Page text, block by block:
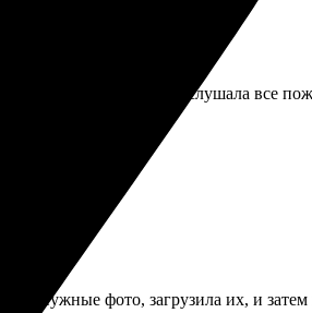
внимательно выслушала все
нужные фото, загрузила их, и